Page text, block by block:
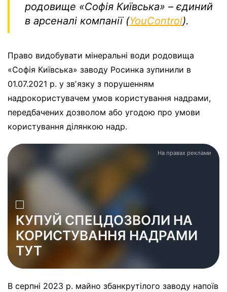
родовище «Софія Київська» – єдиний
в арсеналі компанії (YouControl).
Право видобувати мінеральні води родовища
«Софія Київська» заводу Росинка зупинили в
01.07.2021 р. у звʼязку з порушенням
надрокористувачем умов користування надрами,
передбачених дозволом або угодою про умови
користування ділянкою надр.
На правах реклами
КУПУЙ СПЕЦДОЗВОЛИ НА
КОРИСТУВАННЯ НАДРАМИ
ТУТ
В серпні 2023 р. майно збанкрутілого заводу напоїв